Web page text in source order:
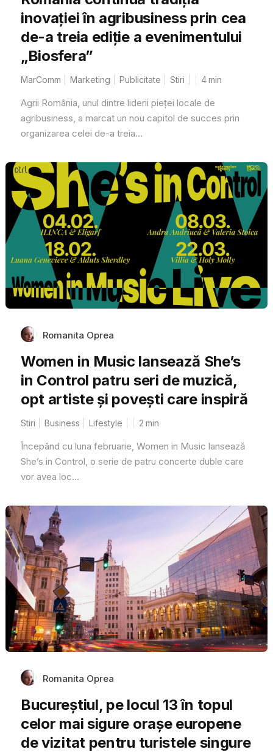
inovației în agribusiness prin cea
de-a treia ediție a evenimentului
„Biosfera”
MarComm Marketing Publicitate Stiri 4min
Agrii România, unul dintre liderii pieței locale de
agribusiness, a marcat un nou capitol de succes prin
organizarea celei de-a treia...
Romanita Oprea
Women in Music lansează She’s
in Control patru seri de muzică,
opt artiste și povești care inspiră
Stiri Business Lifestyle 2 min
Începând cu luna februarie, Women in Music lansează
She’s in Control, o serie de patru concerte duble care
vor avea loc...
Romanita Oprea
Bucureștiul, pe locul 13 în topul
celor mai sigure orașe europene
de vizitat pentru turistele singure